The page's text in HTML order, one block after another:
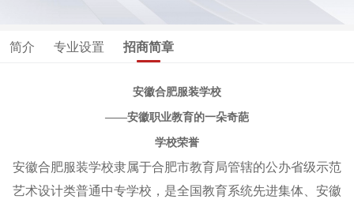
简介 专业设置 招商简章
安徽合肥服装学校
——安徽职业教育的一朵奇葩
学校荣誉
安徽合肥服装学校隶属于合肥市教育局管辖的公办省级示范
艺术设计类普通中专学校，是全国教育系统先进集体、安徽